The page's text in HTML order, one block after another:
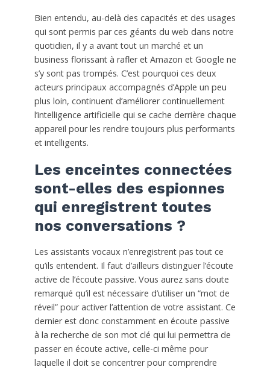
Bien entendu, au-delà des capacités et des usages
qui sont permis par ces géants du web dans notre
quotidien, il y a avant tout un marché et un
business florissant à rafler et Amazon et Google ne
s’y sont pas trompés. C’est pourquoi ces deux
acteurs principaux accompagnés d’Apple un peu
plus loin, continuent d’améliorer continuellement
l’intelligence artificielle qui se cache derrière chaque
appareil pour les rendre toujours plus performants
et intelligents.
Les enceintes connectées
sont-elles des espionnes
qui enregistrent toutes
nos conversations ?
Les assistants vocaux n’enregistrent pas tout ce
qu’ils entendent. Il faut d’ailleurs distinguer l’écoute
active de l’écoute passive. Vous aurez sans doute
remarqué qu’il est nécessaire d’utiliser un “mot de
réveil” pour activer l’attention de votre assistant. Ce
dernier est donc constamment en écoute passive
à la recherche de son mot clé qui lui permettra de
passer en écoute active, celle-ci même pour
laquelle il doit se concentrer pour comprendre